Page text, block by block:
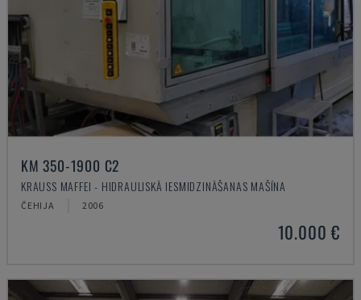
KM 350-1900 C2
KRAUSS MAFFEI - HIDRAULISKĀ IESMIDZINĀŠANAS MAŠĪNA
ČEHIJA 2006
10.000 €